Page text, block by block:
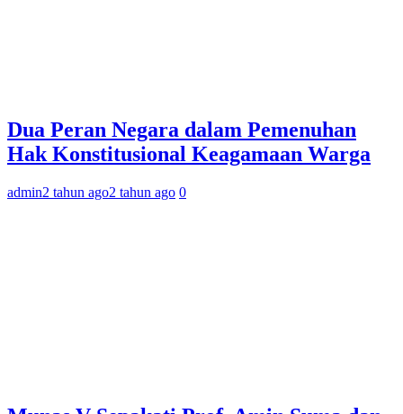
Dua Peran Negara dalam Pemenuhan
Hak Konstitusional Keagamaan Warga
admin2 tahun ago2 tahun ago 0